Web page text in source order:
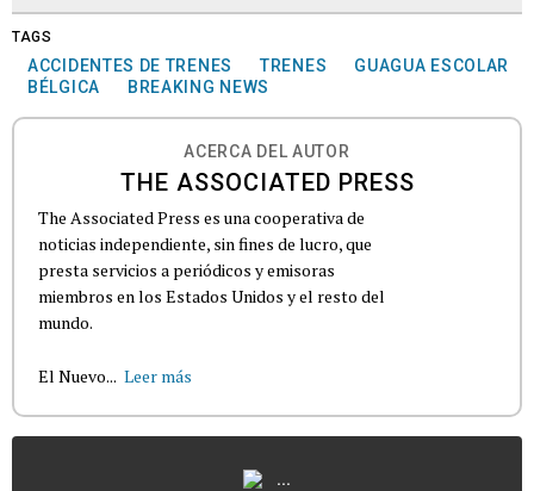
TAGS
ACCIDENTES DE TRENES TRENES
GUAGUA ESCOLAR
BÉLGICA
BREAKING NEWS
ACERCA DEL AUTOR
THE ASSOCIATED PRESS
The Associated Press es una cooperativa de
noticias independiente, sin fines de lucro, que
presta servicios a periódicos y emisoras
miembros en los Estados Unidos y el resto del
mundo.
El Nuevo... Leer más
...